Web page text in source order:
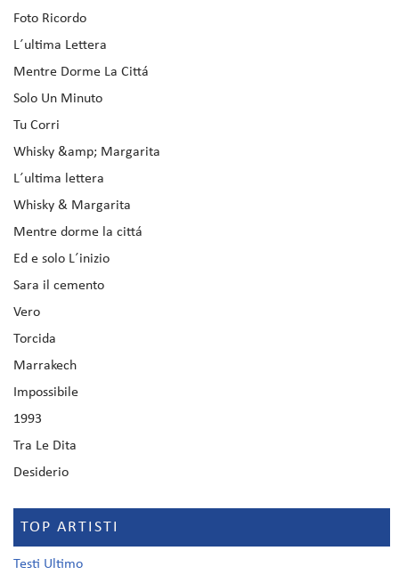
Foto Ricordo
L´ultima Lettera
Mentre Dorme La Cittá
Solo Un Minuto
Tu Corri
Whisky &amp; Margarita
L´ultima lettera
Whisky & Margarita
Mentre dorme la cittá
Ed e solo L´inizio
Sara il cemento
Vero
Torcida
Marrakech
Impossibile
1993
Tra Le Dita
Desiderio
TOP ARTISTI
Testi Ultimo